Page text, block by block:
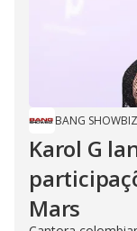
BANG SHOWBIZ
Karol G
Mars